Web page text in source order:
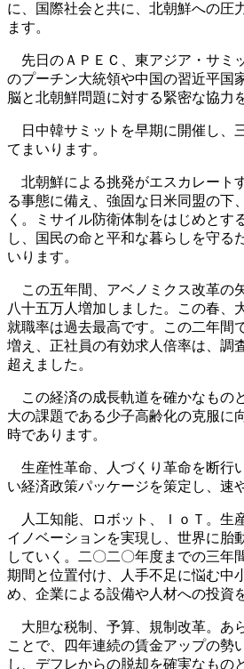
に、国際社会と共に、北朝鮮への圧
ます。
先日のＡＰＥＣ、東アジア・サミ
のプーチン大統領や中国の習近平国
脳と北朝鮮問題に対する緊密な協力
日中韓サミットを早期に開催し、
てまいります。
北朝鮮による挑発がエスカレート
る事態に備え、強固な日米同盟の下
く。ミサイル防衛体制をはじめとす
し、国民の命と平和な暮らしを守る
いります。
この五年間、アベノミクス改革の
八十五万人増加しました。この春、
就職率は過去最高です。この二年間
増え、正社員の有効求人倍率は、調
超えました。
この経済の成長軌道を確かなもの
大の課題である少子高齢化の克服に
時であります。
生産性革命、人づくり革命を断行
い経済政策パッケージを策定し、速
人工知能、ロボット、ＩｏＴ。生
イノベーションを実現し、世界に胎
していく。二〇二〇年度までの三年
期間と位置付け、人手不足に悩む中
め、企業による設備や人材への投資
大胆な税制、予算、規制改革。あ
ことで、四年連続の賃金アップの勢
し、デフレからの脱却を確実なもの